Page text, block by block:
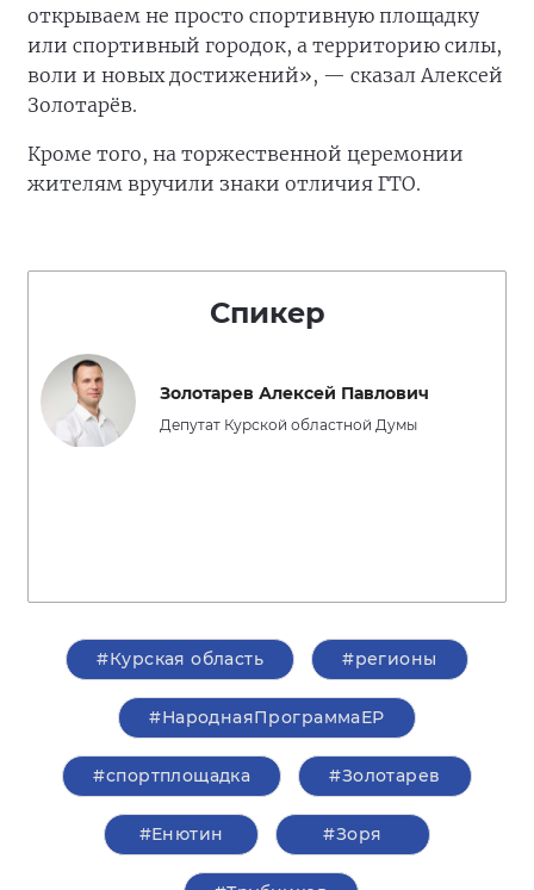
открываем не просто спортивную площадку
или спортивный городок, а территорию силы,
воли и новых достижений», — сказал Алексей
Золотарёв.
Кроме того, на торжественной церемонии
жителям вручили знаки отличия ГТО.
Спикер
Золотарев Алексей Павлович
Депутат Курской областной Думы
#Курская область #регионы
#НароднаяПрограммаЕР
#спортплощадка #Золотарев
#Енютин #Зоря